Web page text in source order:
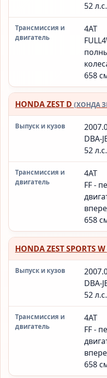
52 л.с.
4AT
658
HONDA ZEST D (ХОНДА
DBA-
52 л.с.
4AT
FF -
658
HONDA ZEST SPORTS W
DBA-
52 л.с.
4AT
FF -
658